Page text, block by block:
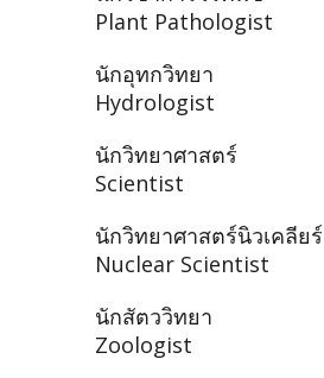
Plant Pathologist
นักอุทกวิทยา
Hydrologist
นักวิทยาศาสตร์
Scientist
นักวิทยาศาสตร์นิวเคลียร์
Nuclear Scientist
นักสัตววิทยา
Zoologist